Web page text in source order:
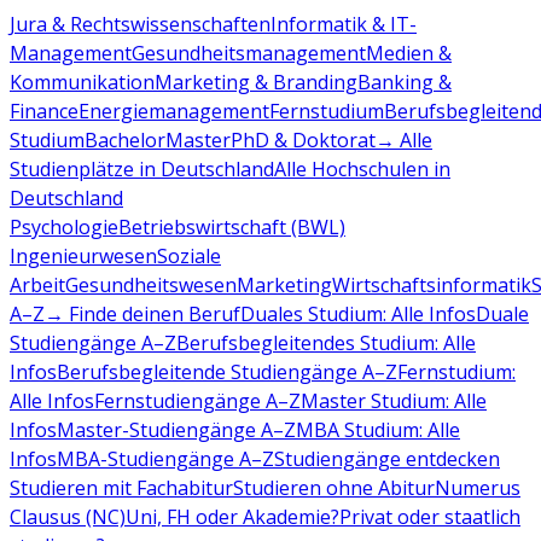
Jura & RechtswissenschaftenInformatik & IT-
ManagementGesundheitsmanagementMedien &
KommunikationMarketing & BrandingBanking &
FinanceEnergiemanagementFernstudiumBerufsbegleitend
StudiumBachelorMasterPhD & Doktorat→ Alle
Studienplätze in DeutschlandAlle Hochschulen in
Deutschland
PsychologieBetriebswirtschaft (BWL)
IngenieurwesenSoziale
ArbeitGesundheitswesenMarketingWirtschaftsinformatik
A–Z→ Finde deinen BerufDuales Studium: Alle InfosDuale
Studiengänge A–ZBerufsbegleitendes Studium: Alle
InfosBerufsbegleitende Studiengänge A–ZFernstudium:
Alle InfosFernstudiengänge A–ZMaster Studium: Alle
InfosMaster-Studiengänge A–ZMBA Studium: Alle
InfosMBA-Studiengänge A–ZStudiengänge entdecken
Studieren mit FachabiturStudieren ohne AbiturNumerus
Clausus (NC)Uni, FH oder Akademie?Privat oder staatlich